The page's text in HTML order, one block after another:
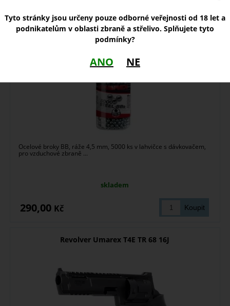
Ocelové BB broky 4,5 mm 5000 ks
Ocelové broky BB, ráže 4,5 mm, 5000 ks v lahvičce s dávkovačem,
pro vzduchové zbraně ...
skladem
290,00 Kč
Revolver Umarex T4E TR 68 16J
Tyto stránky jsou určeny pouze odborné veřejnosti od 18 let a
podnikatelům v oblasti zbraně a střelivo. Splňujete tyto
podmínky?
ANO NE